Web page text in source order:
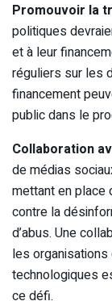
Promouvoir la
politiques
et à leur
réguliers sur les
financement
public dans le
Collaboration
de médias
mettant en
contre la
d’abus. Une
les
technologiques
ce défi.